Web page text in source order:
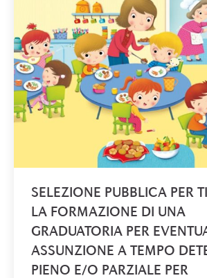
SELEZIONE PUBBLICA PER
LA FORMAZIONE DI UNA
GRADUATORIA PER
ASSUNZIONE A TEMPO
PIENO E/O PARZIALE PER